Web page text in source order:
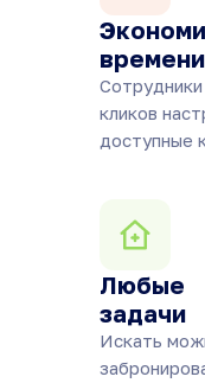
Любые
задачи
Искать
времени
кликов
доступные